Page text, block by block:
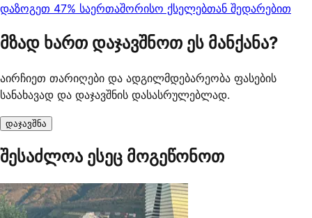
დაზოგეთ 47% საერთაშორისო ქსელებთან შედარებით
მზად ხართ დაჯავშნოთ ეს მანქანა?
აირჩიეთ თარიღები და ადგილმდებარეობა ფასების
სანახავად და დაჯავშნის დასასრულებლად.
დაჯავშნა
შესაძლოა ესეც მოგეწონოთ